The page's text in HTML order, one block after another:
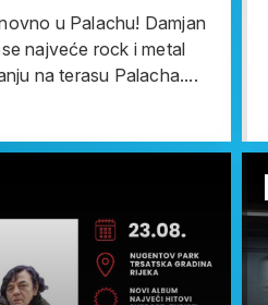
u Palachu! Damjan
najveće rock i metal
na terasu Palacha....